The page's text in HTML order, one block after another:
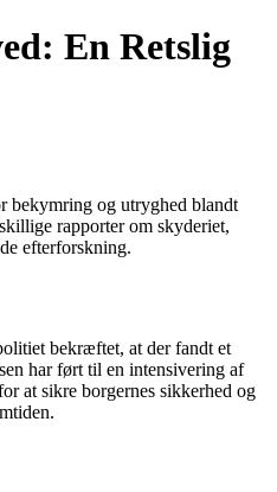
En Retslig
bekymring og utryghed blandt
rapporter om skyderiet,
efterforskning.
bekræftet, at der fandt et
har ført til en intensivering af
at sikre borgernes sikkerhed og